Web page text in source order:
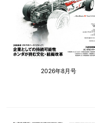
2026年8月号